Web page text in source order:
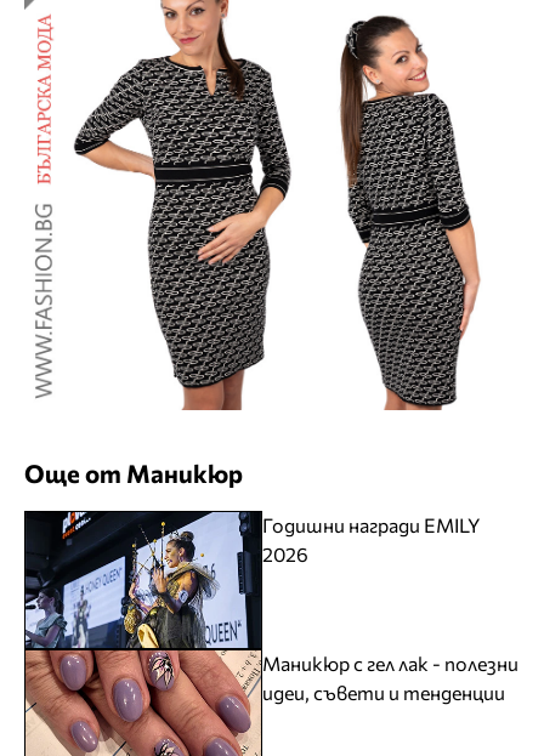
Още от Маникюр
Годишни награди EMILY
2026
Маникюр с гел лак - полезни
идеи, съвети и тенденции